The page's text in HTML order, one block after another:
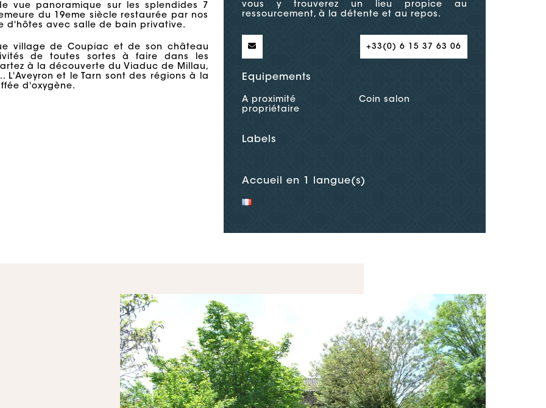
vue panoramique sur les splendides 7
du 19eme siècle restaurée par nos
d'hôtes avec salle de bain privative.
village de Coupiac et de son château
de toutes sortes à faire dans les
à la découverte du Viaduc de Millau,
L'Aveyron et le Tarn sont des régions à la
d'oxygène.
vous y trouverez un lieu propice au
ressourcement, à la détente et au repos.
+33(0) 6 15 37 63 06
Equipements
A proximité
propriétaire
Coin salon
Labels
Accueil en 1 langue(s)